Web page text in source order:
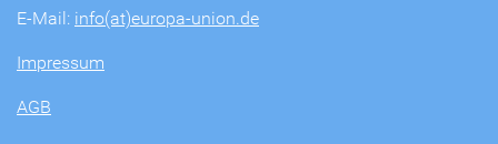
E-Mail: info(at)europa-union.de
Impressum
AGB